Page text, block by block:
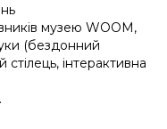
музею WOOM,
(бездонний
інтерактивна